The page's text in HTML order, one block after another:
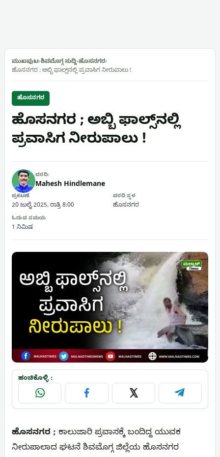
ಮುಖಪುಟ›ಶಿವಮೊಗ್ಗ ಸುದ್ದಿ›ಹೊಸನಗರ›
ಹೊಸನಗರ ; ಅಬ್ಬಿ ಫಾಲ್ಸ್‌ನಲ್ಲಿ ಪ್ರವಾಸಿಗ ನೀರುಪಾಲು !
ಹೊಸನಗರ
ಹೊಸನಗರ ; ಅಬ್ಬಿ ಫಾಲ್ಸ್‌ನಲ್ಲಿ
ಪ್ರವಾಸಿಗ ನೀರುಪಾಲು !
ವರದಿ:
Mahesh Hindlemane
ಪ್ರಕಟಣೆ
20 ಜುಲೈ 2025, ರಾತ್ರಿ 8:00
ವರದಿ ಸ್ಥಳ
ಹೊಸನಗರ
ಓದುವ ಸಮಯ
1 ನಿಮಿಷ
ಹಂಚಿಕೊಳ್ಳಿ :
WhatsApp Facebook X Telegram
ಹೊಸನಗರ ; ಕಾಲುಜಾರಿ ಪ್ರವಾಸಕ್ಕೆ ಬಂದಿದ್ದ ಯುವಕ
ನೀರುಪಾಲಾದ ಘಟನೆ ಶಿವಮೊಗ್ಗ ಜಿಲ್ಲೆಯ ಹೊಸನಗರ